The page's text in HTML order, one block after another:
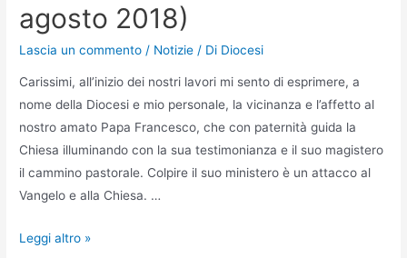
agosto 2018)
Lascia un commento / Notizie / Di Diocesi
Carissimi, all’inizio dei nostri lavori mi sento di esprimere, a
nome della Diocesi e mio personale, la vicinanza e l’affetto al
nostro amato Papa Francesco, che con paternità guida la
Chiesa illuminando con la sua testimonianza e il suo magistero
il cammino pastorale. Colpire il suo ministero è un attacco al
Vangelo e alla Chiesa. …
Leggi altro »